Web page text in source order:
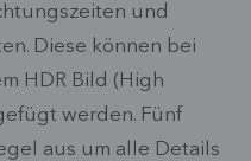
und
Diese können bei
HDR Bild (High
werden. Fünf
aus um alle Details